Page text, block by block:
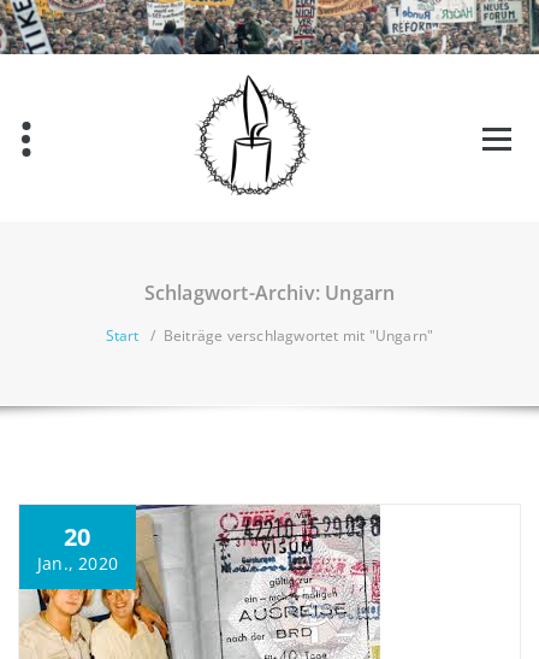
Zum
Inhalt
springen
Schlagwort-Archiv: Ungarn
Start / Beiträge verschlagwortet mit "Ungarn"
20
Jan., 2020